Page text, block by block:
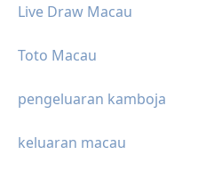
Live Draw Macau
Toto Macau
pengeluaran kamboja
keluaran macau